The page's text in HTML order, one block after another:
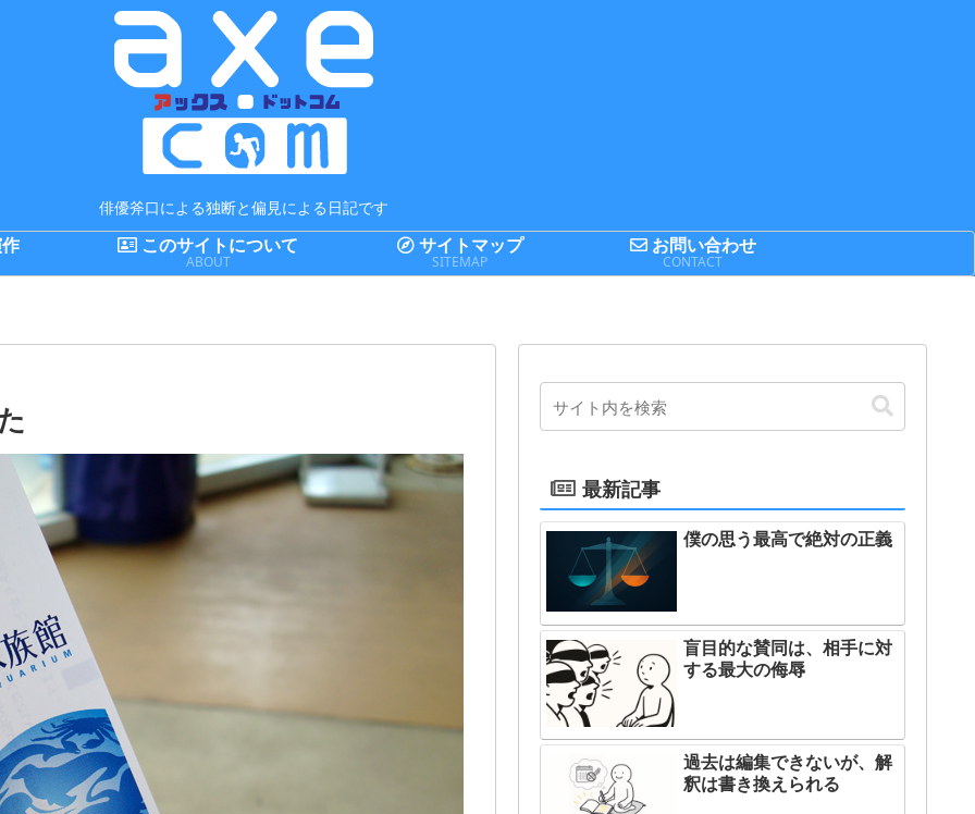
俳優斧口による独断と偏見による日記です
このサイトについて
ABOUT
サイトマップ
SITEMAP
お問い合わせ
CONTACT
最新記事
僕の思う最高で絶対の正義
盲目的な賛同は、相手に対
する最大の侮辱
過去は編集できないが、解
釈は書き換えられる